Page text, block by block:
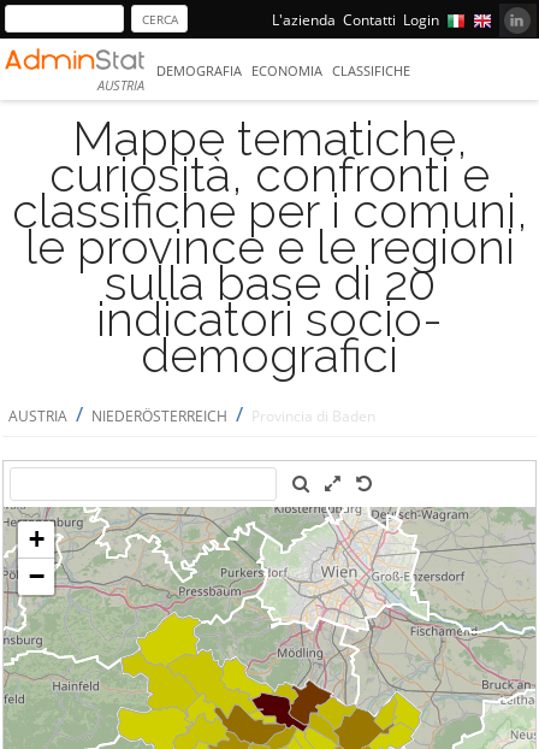
L'azienda Contatti Login
AUSTRIA
DEMOGRAFIA ECONOMIA CLASSIFICHE
Mappe tematiche,
curiosità, confronti e
classifiche per i comuni,
le province e le regioni
sulla base di 20
indicatori socio-
demografici
AUSTRIA / NIEDERÖSTERREICH / Provincia di Baden